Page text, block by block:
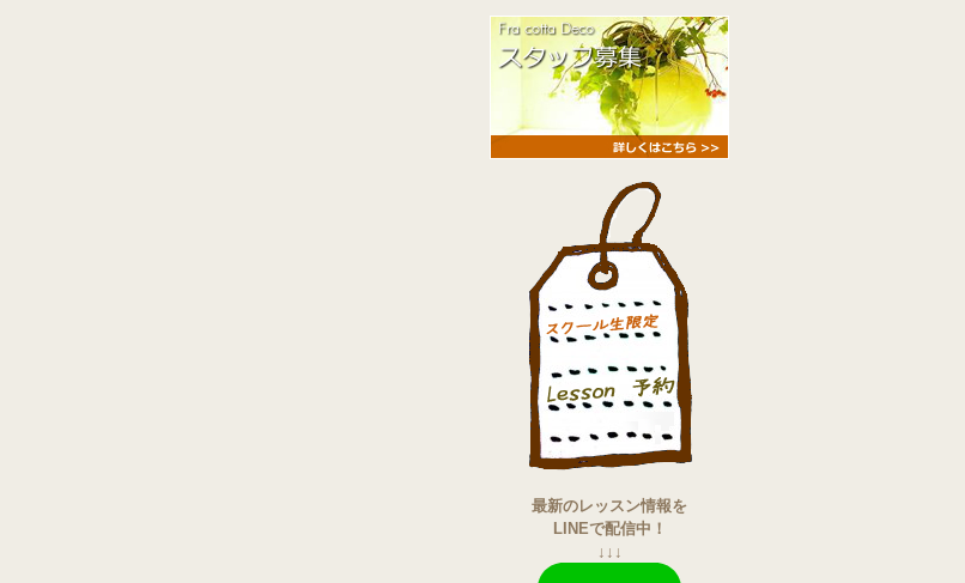
最新のレッスン情報を
LINEで配信中！
↓↓↓